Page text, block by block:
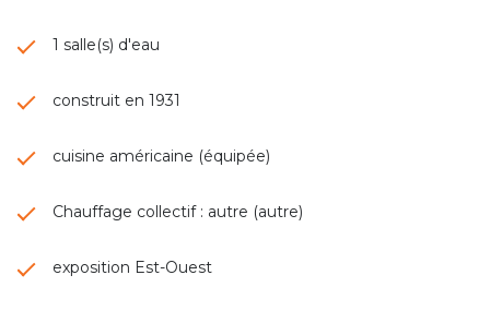
1 salle(s) d'eau
construit en 1931
cuisine américaine (équipée)
Chauffage collectif : autre (autre)
exposition Est-Ouest